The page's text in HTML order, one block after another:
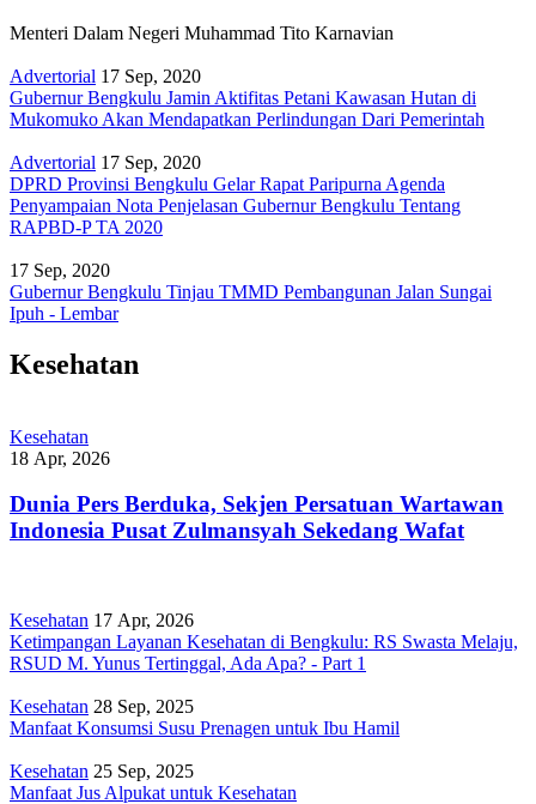
Menteri Dalam Negeri Muhammad Tito Karnavian
Advertorial 17 Sep, 2020
Gubernur Bengkulu Jamin Aktifitas Petani Kawasan Hutan di
Mukomuko Akan Mendapatkan Perlindungan Dari Pemerintah
Advertorial 17 Sep, 2020
DPRD Provinsi Bengkulu Gelar Rapat Paripurna Agenda
Penyampaian Nota Penjelasan Gubernur Bengkulu Tentang
RAPBD-P TA 2020
17 Sep, 2020
Gubernur Bengkulu Tinjau TMMD Pembangunan Jalan Sungai
Ipuh - Lembar
Kesehatan
Kesehatan
18 Apr, 2026
Dunia Pers Berduka, Sekjen Persatuan Wartawan
Indonesia Pusat Zulmansyah Sekedang Wafat
Kesehatan 17 Apr, 2026
Ketimpangan Layanan Kesehatan di Bengkulu: RS Swasta Melaju,
RSUD M. Yunus Tertinggal, Ada Apa? - Part 1
Kesehatan 28 Sep, 2025
Manfaat Konsumsi Susu Prenagen untuk Ibu Hamil
Kesehatan 25 Sep, 2025
Manfaat Jus Alpukat untuk Kesehatan